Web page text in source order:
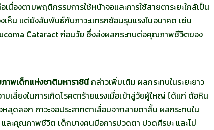
นื่องตามพฤติกรรมการใช้หน้าจอและการใช้สายตาระยะใกล้เป็น
เห็น แต่ยังสัมพันธ์กับภาวะแทรกซ้อนรุนแรงในอนาคต เช่น
Cataract ก่อนวัย ซึ่งส่งผลกระทบต่อคุณภาพชีวิตของ
าพเด็กแห่งชาติมหาราชินีกล่าวเพิ่มเติม ผลกระทบในระยะยาว
เสี่ยงในการเกิดโรคตาร้ายแรงเมื่อเข้าสู่วัยผู้ใหญ่ ได้แก่ ต้อหิน
ลุดลอก ภาวะจอประสาทตาเสื่อมจากสายตาสั้น ผลกระทบใน
ละคุณภาพชีวิต เด็กบางคนมีอการปวดตา ปวดศีรษะ และไม่